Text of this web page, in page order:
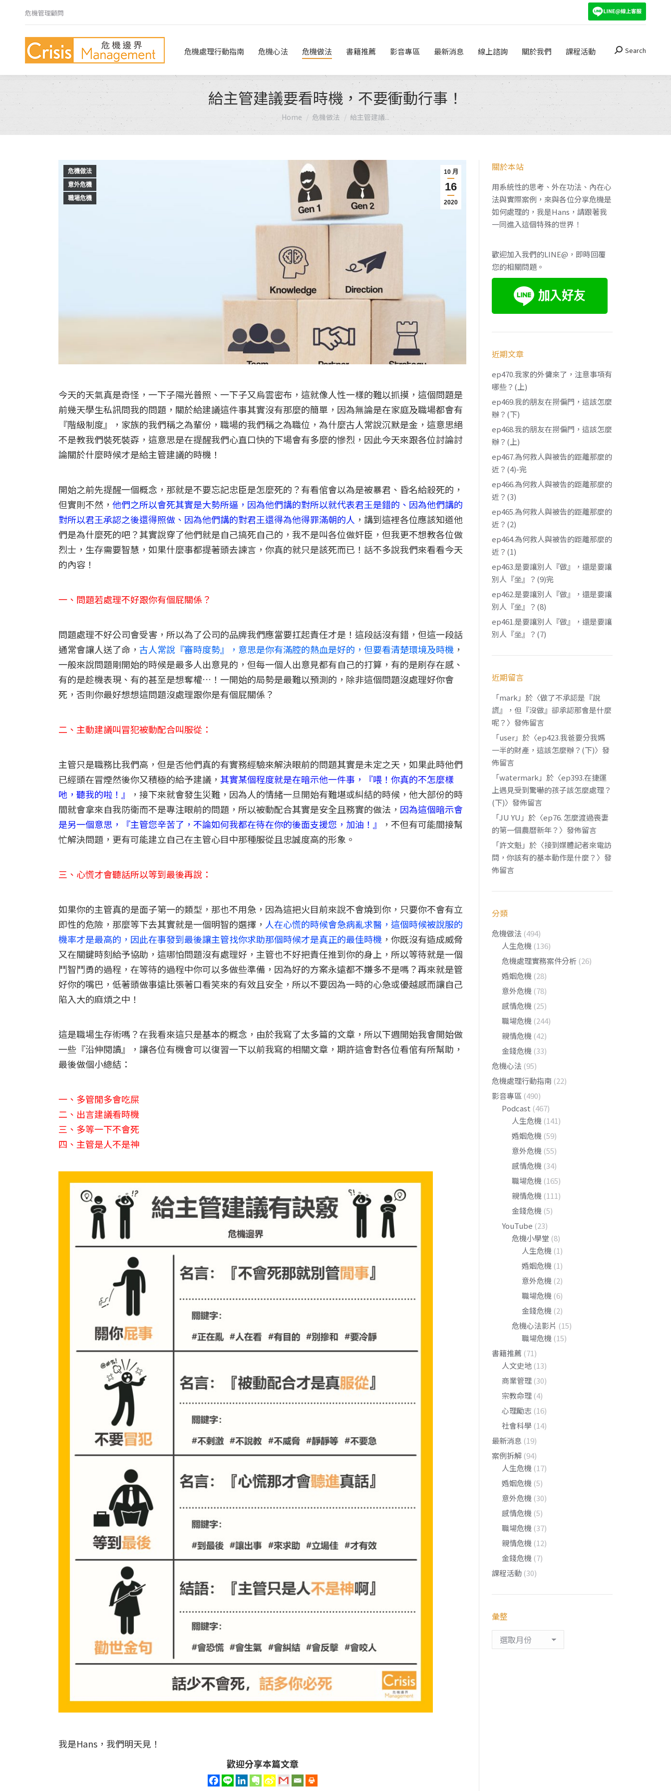
危機管理顧問
危機處理行動指南 危機心法 危機做法 書籍推薦 影音專區 最新消息 線上諮詢 關於我們 課程活動 Search:
Search
給主管建議要看時機，不要衝動行事！
You are here:
Home 危機做法 給主管建議...
10 月
16
2020
危機做法
意外危機
職場危機
今天的天氣真是奇怪，一下子陽光普照、一下子又烏雲密布，這就像人性一樣的難以抓摸，這個問題是
前幾天學生私訊問我的問題，關於給建議這件事其實沒有那麼的簡單，因為無論是在家庭及職場都會有
『階級制度』，家族的我們稱之為輩份，職場的我們稱之為職位，為什麼古人常說沉默是金，這意思絕
不是教我們裝死裝孬，這意思是在提醒我們心直口快的下場會有多麼的慘烈，因此今天來跟各位討論討
論關於什麼時候才是給主管建議的時機！
開始之前先提醒一個概念，那就是不要忘記忠臣是怎麼死的？有看倌會以為是被暴君、昏名給殺死的，
但實則不然，他們之所以會死其實是大勢所逼，因為他們講的對所以就代表君王是錯的、因為他們講的
對所以君王承認之後還得照做、因為他們講的對君王還得為他得罪滿朝的人 ，講到這裡各位應該知道他
們是為什麼死的吧？其實說穿了他們就是自己搞死自己的，我不是叫各位做奸臣，但我更不想教各位做
烈士，生存需要智慧，如果什麼事都提著頭去諫言，你真的就只是該死而已！話不多說我們來看看今天
的內容！
一、問題若處理不好跟你有個屁關係？
問題處理不好公司會受害，所以為了公司的品牌我們應當要扛起責任才是！這段話沒有錯，但這一段話
通常會讓人送了命，古人常說『審時度勢』，意思是你有滿腔的熱血是好的，但要看清楚環境及時機 ，
一般來說問題剛開始的時候是最多人出意見的，但每一個人出意見都有自己的打算，有的是刷存在感、
有的是趁機表現、有的甚至是想奪權…！一開始的局勢是最難以預測的，除非這個問題沒處理好你會
死，否則你最好想想這問題沒處理跟你是有個屁關係？
二、主動建議叫冒犯被動配合叫服從：
主管只是職務比我們高，但是否他們真的有實務經驗來解決眼前的問題其實是未定之天，如果此時他們
已經頭在冒煙然後你又積極的給予建議， 其實某個程度就是在暗示他一件事，『喂！你真的不怎麼樣
吔，聽我的啦！』
，接下來就會發生災難，因為人的情緒一旦開始有難堪或糾結的時候，他大部份的時
間就會拿來自我防衛而不是專注眼前的問題，所以被動配合其實是安全且務實的做法， 因為這個暗示會
是另一個意思，『主管您辛苦了，不論如何我都在待在你的後面支援您，加油！』
，不但有可能間接幫
忙解決問題，更有可能建立自己在主管心目中那種服從且忠誠度高的形象。
三、心慌才會聽話所以等到最後再說：
如果你的主管真的是面子第一的類型，那也不用急，因為這把火目前來說不會燒到你，只要你不會有立
即性的危險，那麼等下去其實就是一個明智的選擇， 人在心慌的時候會急病亂求醫，這個時候被說服的
機率才是最高的，因此在事發到最後讓主管找你求助那個時候才是真正的最佳時機 ，你既沒有造成威脅
又在關鍵時刻給予協助，這哪怕問題沒有處理好，主管也不好把責任推到你的身上，所以等待就是一個
鬥智鬥勇的過程，在等待的過程中你可以多做些準備，因為好的方案永遠都不嫌多不是嗎？再來就是管
好你的嘴巴，低著頭做事遠比張著口看笑來的有效且安全，所以不要因為一時的心急或優越感而讓自己
陷入大的麻煩之中！
這是職場生存術嗎？在我看來這只是基本的概念，由於我寫了太多篇的文章，所以下週開始我會開始做
一些『沿伸閱讀』，讓各位有機會可以復習一下以前我寫的相關文章，期許這會對各位看倌有所幫助，
最後做個小總結：
一、多管閒多會吃屎
二、出言建議看時機
三、多等一下不會死
四、主管是人不是神
我是Hans，我們明天見！
歡迎分享本篇文章
關於本站
用系統性的思考、外在功法、內在心
法與實際案例，來與各位分享危機是
如何處理的，我是Hans，請跟著我
一同進入這個特殊的世界！
歡迎加入我們的LINE@，即時回覆
您的相關問題。
近期文章
ep470.我家的外傭來了，注意事項有
哪些？(上)
ep469.我的朋友在撈偏門，這該怎麼
辦？(下)
ep468.我的朋友在撈偏門，這該怎麼
辦？(上)
ep467.為何救人與被告的距離那麼的
近？(4)-完
ep466.為何救人與被告的距離那麼的
近？(3)
ep465.為何救人與被告的距離那麼的
近？(2)
ep464.為何救人與被告的距離那麼的
近？(1)
ep463.是要讓別人『做』，還是要讓
別人『坐』？(9)完
ep462.是要讓別人『做』，還是要讓
別人『坐』？(8)
ep461.是要讓別人『做』，還是要讓
別人『坐』？(7)
近期留言
「mark 」於〈做了不承認是『說
謊』，但『沒做』卻承認那會是什麼
呢？ 〉發佈留言
「user」於〈ep423.我爸要分我媽
一半的財產，這該怎麼辦？(下)〉發
佈留言
「watermark 」於〈ep393.在捷運
上遇見受到驚嚇的孩子該怎麼處理？
(下)〉發佈留言
「JU YU 」於〈ep76. 怎麼渡過喪妻
的第一個農曆新年？ 〉發佈留言
「許文魁」於〈接到媒體記者來電訪
問，你該有的基本動作是什麼？ 〉發
佈留言
分類
危機做法 (494)
人生危機 (136)
危機處理實務案件分析 (26)
婚姻危機 (28)
意外危機 (78)
感情危機 (25)
職場危機 (244)
親情危機 (42)
金錢危機 (33)
危機心法 (95)
危機處理行動指南 (22)
影音專區 (490)
Podcast (467)
人生危機 (141)
婚姻危機 (59)
意外危機 (55)
感情危機 (34)
職場危機 (165)
親情危機 (111)
金錢危機 (5)
YouTube (23)
危機小學堂 (8)
人生危機 (1)
婚姻危機 (1)
意外危機 (2)
職場危機 (6)
金錢危機 (2)
危機心法影片 (15)
職場危機 (15)
書籍推薦 (71)
人文史地 (13)
商業管理 (30)
宗教命理 (4)
心理勵志 (16)
社會科學 (14)
最新消息 (19)
案例拆解 (94)
人生危機 (17)
婚姻危機 (5)
意外危機 (30)
感情危機 (5)
職場危機 (37)
親情危機 (12)
金錢危機 (7)
課程活動 (30)
彙整
整